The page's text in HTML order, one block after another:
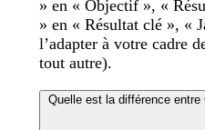
» en « Objectif », «
» en « Résultat clé », «
l’adapter à votre cadre
tout autre).
Quelle est la différence